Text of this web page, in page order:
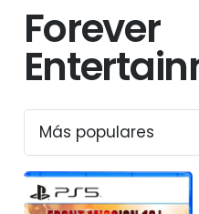
Forever